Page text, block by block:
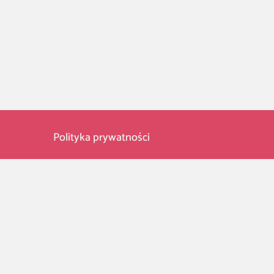
Polityka prywatności